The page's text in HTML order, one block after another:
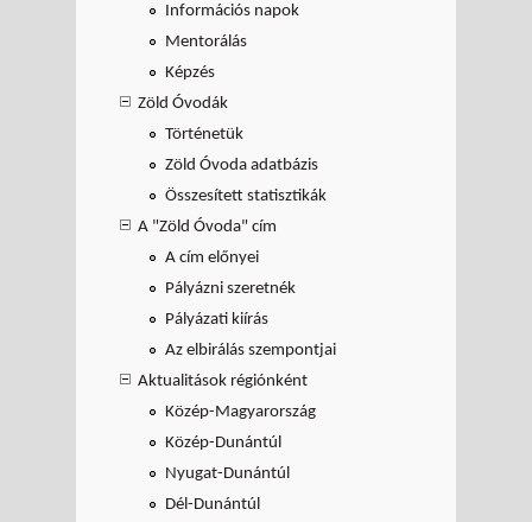
Információs napok
Mentorálás
Képzés
Zöld Óvodák
Történetük
Zöld Óvoda adatbázis
Összesített statisztikák
A "Zöld Óvoda" cím
A cím előnyei
Pályázni szeretnék
Pályázati kiírás
Az elbirálás szempontjai
Aktualitások régiónként
Közép-Magyarország
Közép-Dunántúl
Nyugat-Dunántúl
Dél-Dunántúl